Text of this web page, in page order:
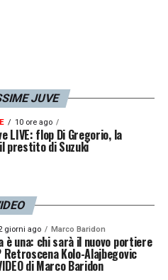
squadra o nei più
JUVE
10 ore ago
LIVE: flop Di Gregorio, la
prestito di Suzuki
giorni ago Marco Baridon
è una: chi sarà il nuovo portiere
Retroscena Kolo-Alajbegovic
di Marco Baridon